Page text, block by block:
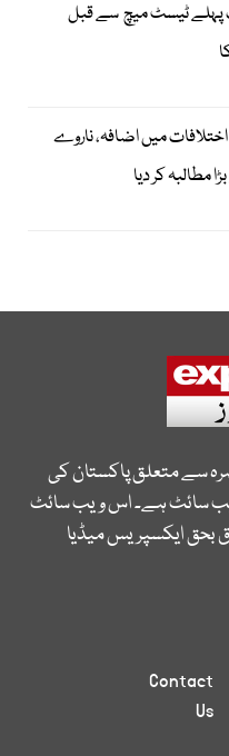
پہلے ٹیسٹ میچ سے قبل
میں اضافہ، ناروے
مطالبہ کر دیا
سے متعلق پاکستان کی
سائٹ ہے۔ اس ویب سائٹ
بحق ایکسپریس میڈیا
Contact
Us